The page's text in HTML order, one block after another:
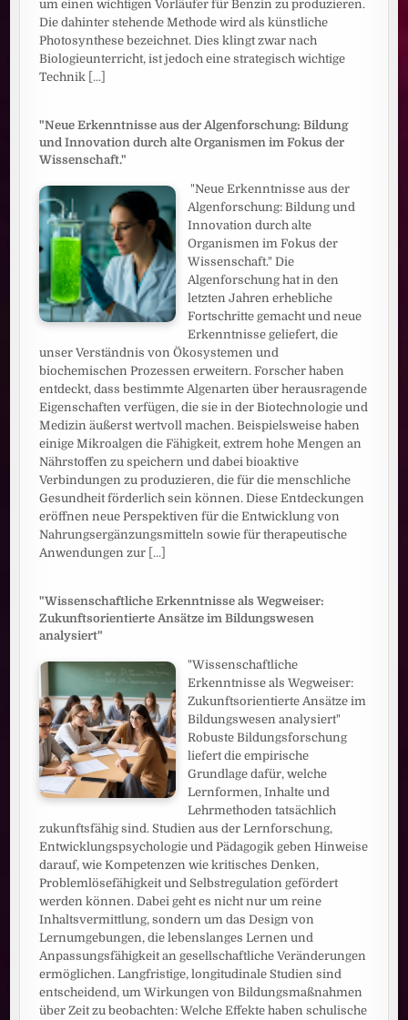
um einen wichtigen Vorläufer für Benzin zu produzieren.
Die dahinter stehende Methode wird als künstliche
Photosynthese bezeichnet. Dies klingt zwar nach
Biologieunterricht, ist jedoch eine strategisch wichtige
Technik [...]
"Neue Erkenntnisse aus der Algenforschung: Bildung
und Innovation durch alte Organismen im Fokus der
Wissenschaft."
"Neue Erkenntnisse aus der
Algenforschung: Bildung und
Innovation durch alte
Organismen im Fokus der
Wissenschaft." Die
Algenforschung hat in den
letzten Jahren erhebliche
Fortschritte gemacht und neue
Erkenntnisse geliefert, die
unser Verständnis von Ökosystemen und
biochemischen Prozessen erweitern. Forscher haben
entdeckt, dass bestimmte Algenarten über herausragende
Eigenschaften verfügen, die sie in der Biotechnologie und
Medizin äußerst wertvoll machen. Beispielsweise haben
einige Mikroalgen die Fähigkeit, extrem hohe Mengen an
Nährstoffen zu speichern und dabei bioaktive
Verbindungen zu produzieren, die für die menschliche
Gesundheit förderlich sein können. Diese Entdeckungen
eröffnen neue Perspektiven für die Entwicklung von
Nahrungsergänzungsmitteln sowie für therapeutische
Anwendungen zur [...]
"Wissenschaftliche Erkenntnisse als Wegweiser:
Zukunftsorientierte Ansätze im Bildungswesen
analysiert"
"Wissenschaftliche
Erkenntnisse als Wegweiser:
Zukunftsorientierte Ansätze im
Bildungswesen analysiert"
Robuste Bildungsforschung
liefert die empirische
Grundlage dafür, welche
Lernformen, Inhalte und
Lehrmethoden tatsächlich
zukunftsfähig sind. Studien aus der Lernforschung,
Entwicklungspsychologie und Pädagogik geben Hinweise
darauf, wie Kompetenzen wie kritisches Denken,
Problemlösefähigkeit und Selbstregulation gefördert
werden können. Dabei geht es nicht nur um reine
Inhaltsvermittlung, sondern um das Design von
Lernumgebungen, die lebenslanges Lernen und
Anpassungsfähigkeit an gesellschaftliche Veränderungen
ermöglichen. Langfristige, longitudinale Studien sind
entscheidend, um Wirkungen von Bildungsmaßnahmen
über Zeit zu beobachten: Welche Effekte haben schulische